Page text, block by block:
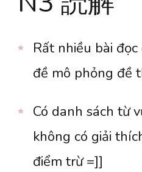
Rất nhiều bài
đề mô phỏng đề
Có danh sách từ
không có giải
điểm trừ =]]